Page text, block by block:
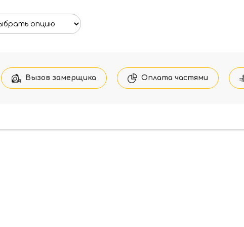
Вызов замерщика Оплата частями